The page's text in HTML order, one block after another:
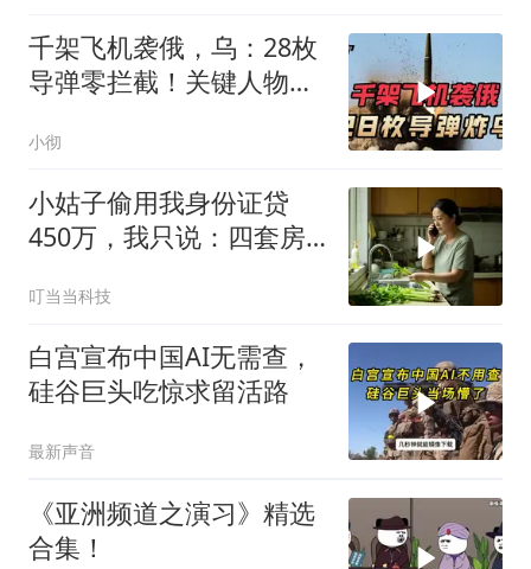
千架飞机袭俄，乌：28枚
导弹零拦截！关键人物被
小彻
小姑子偷用我身份证贷
450万，我只说：四套房
叮当当科技
白宫宣布中国AI无需查，
硅谷巨头吃惊求留活路
最新声音
《亚洲频道之演习》精选
合集！